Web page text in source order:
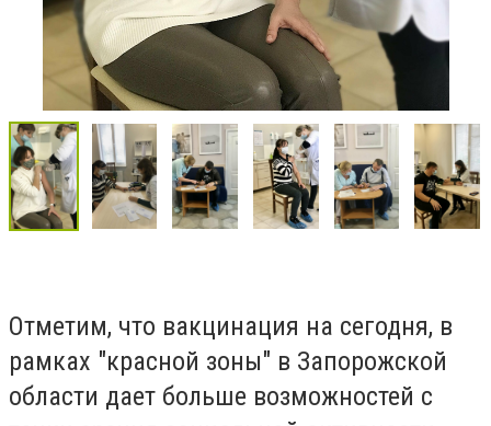
Отметим, что вакцинация на сегодня, в
рамках "красной зоны" в Запорожской
области дает больше возможностей с